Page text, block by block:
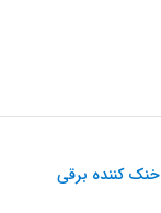
کننده برقی